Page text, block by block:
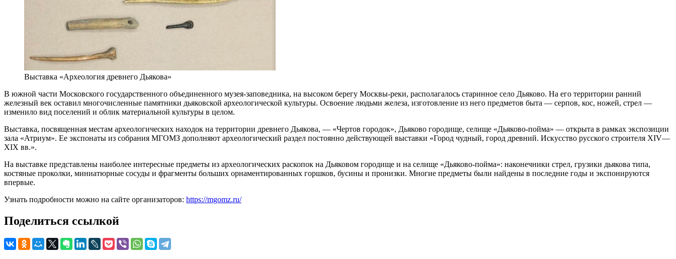
Выставка «Археология древнего Дьякова»
В южной части Московского государственного объединенного музея-заповедника, на высоком берегу Москвы-реки, располагалось старинное село Дьяково. На его территории ранний
железный век оставил многочисленные памятники дьяковской археологической культуры. Освоение людьми железа, изготовление из него предметов быта — серпов, кос, ножей, стрел —
изменило вид поселений и облик материальной культуры в целом.
Выставка, посвященная местам археологических находок на территории древнего Дьякова, — «Чертов городок», Дьяково городище, селище «Дьяково-пойма» — открыта в рамках экспозиции
зала «Атриум». Ее экспонаты из собрания МГОМЗ дополняют археологический раздел постоянно действующей выставки «Город чудный, город древний. Искусство русского строителя XIV—
XIX вв.».
На выставке представлены наиболее интересные предметы из археологических раскопок на Дьяковом городище и на селище «Дьяково-пойма»: наконечники стрел, грузики дьякова типа,
костяные проколки, миниатюрные сосуды и фрагменты больших орнаментированных горшков, бусины и пронизки. Многие предметы были найдены в последние годы и экспонируются
впервые.
Узнать подробности можно на сайте организаторов: https://mgomz.ru/
Поделиться ссылкой